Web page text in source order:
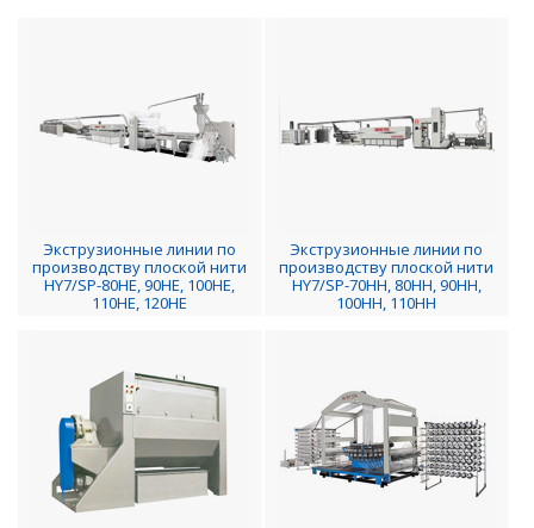
Экструзионные линии по
производству плоской нити
HY7/SP-80HE, 90HE, 100HE,
110HE, 120HE
Экструзионные линии по
производству плоской нити
HY7/SP-70HH, 80HH, 90HH,
100HH, 110HH